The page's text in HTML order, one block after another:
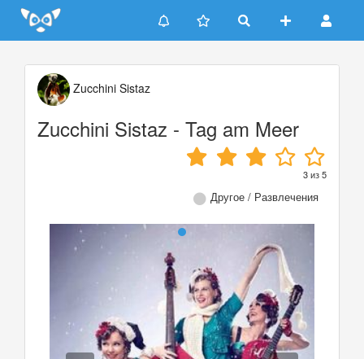
Update cookies preferences
Zucchini Sistaz
Zucchini Sistaz - Tag am Meer
3из5
Другое / Развлечения